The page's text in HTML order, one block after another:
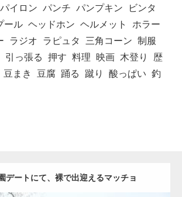
パイロン パンチ パンプキン
ビンタ
ール ヘッドホン ヘルメット
ホラー
ラジオ ラピュタ 三角コーン 制服
引っ張る 押す 料理 映画 木登り
歴
豆まき 豆腐 踊る 蹴り 酸っぱい 釣
デートにて、裸で出迎えるマッチョ